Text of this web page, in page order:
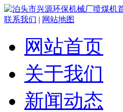
联系我们 | 网站地图
网站首页
关于我们
新闻动态